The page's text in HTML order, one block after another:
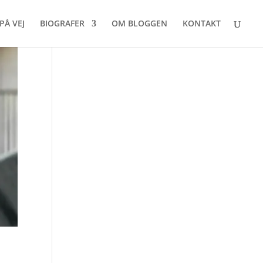
VEJ BIOGRAFER OM BLOGGEN KONTAKT